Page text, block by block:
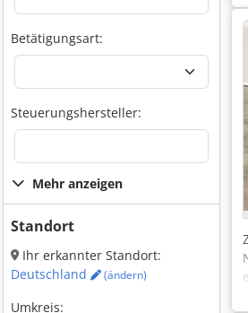
Betätigungsart:
Steuerungshersteller:
Mehr anzeigen
Standort
Ihr erkannter Standort:
Deutschland
(ändern)
Umkreis: